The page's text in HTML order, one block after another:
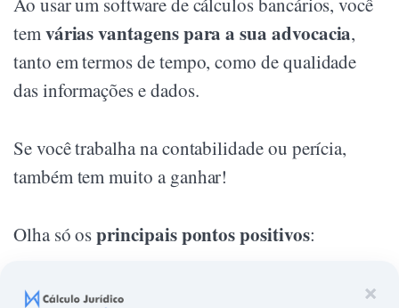
×
temvárias vantagens para a sua advocacia,
tanto em termos de tempo, como de qualidade
das informações e dados.
Se você trabalha na contabilidade ou perícia,
também tem muito a ganhar!
Olha só osprincipais pontos positivos:
agilidade nos cálculos: